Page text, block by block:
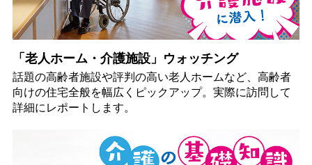
「老人ホーム・介護施設」ウォッチング
話題の高齢者施設や評判の高い老人ホームなど、高齢者
向けの住宅全般を幅広くピックアップ。実際に訪問して
詳細にレポートします。